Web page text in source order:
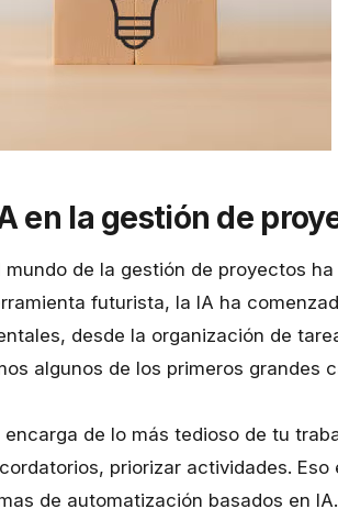
en la gestión de
de la gestión de proyectos
futurista, la IA ha
desde la organización de
algunos de los primeros grandes
de lo más tedioso de tu
priorizar actividades. Eso
de automatización basados en IA.